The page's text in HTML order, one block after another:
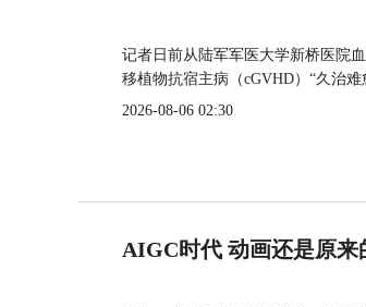
记者日前从陆军军医大学新桥医院
移植物抗宿主病（cGVHD）“久治
2026-08-06 02:30
AIGC时代 动画还是原来